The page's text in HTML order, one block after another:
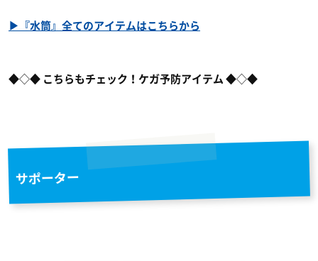
▶『水筒』全てのアイテムはこちらから
◆◇◆ こちらもチェック！ケガ予防アイテム ◆◇◆
サポーター